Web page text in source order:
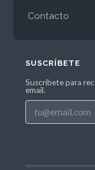
Contacto
SUSCRÍBETE
Suscríbete para
email.